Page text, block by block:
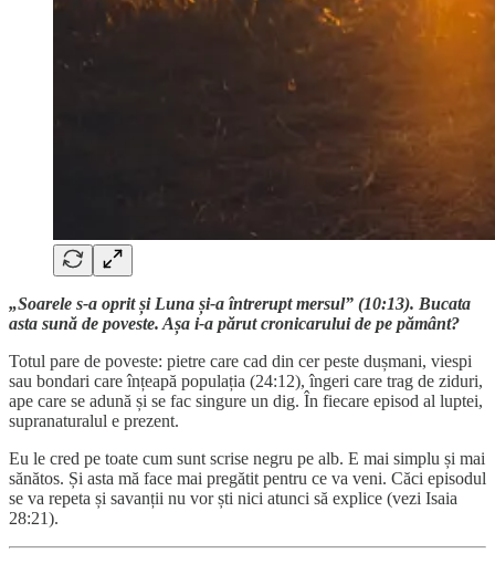
„Soarele s-a oprit și Luna și-a întrerupt mersul” (10:13). Bucata
asta sună de poveste. Așa i-a părut cronicarului de pe pământ?
Totul pare de poveste: pietre care cad din cer peste dușmani, viespi
sau bondari care înțeapă populația (24:12), îngeri care trag de ziduri,
ape care se adună și se fac singure un dig. În fiecare episod al luptei,
supranaturalul e prezent.
Eu le cred pe toate cum sunt scrise negru pe alb. E mai simplu și mai
sănătos. Și asta mă face mai pregătit pentru ce va veni. Căci episodul
se va repeta și savanții nu vor ști nici atunci să explice (vezi Isaia
28:21).